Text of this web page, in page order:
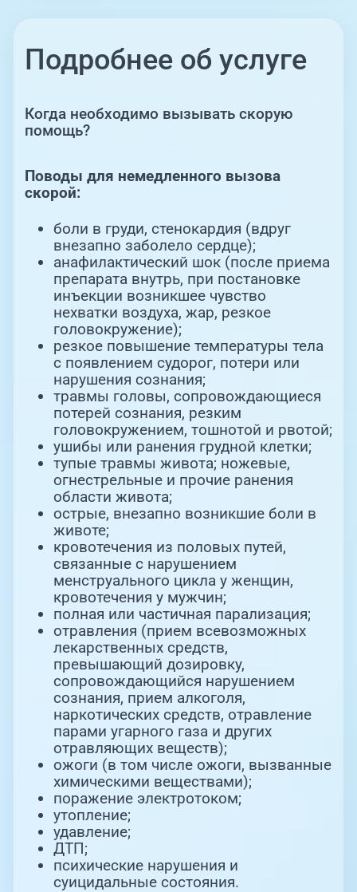
Подробнее об услуге
Когда необходимо вызывать скорую
помощь?
Поводы для немедленного вызова
скорой:
боли в груди, стенокардия (вдруг
внезапно заболело сердце);
анафилактический шок (после приема
препарата внутрь, при постановке
инъекции возникшее чувство
нехватки воздуха, жар, резкое
головокружение);
резкое повышение температуры тела
с появлением судорог, потери или
нарушения сознания;
травмы головы, сопровождающиеся
потерей сознания, резким
головокружением, тошнотой и рвотой;
ушибы или ранения грудной клетки;
тупые травмы живота; ножевые,
огнестрельные и прочие ранения
области живота;
острые, внезапно возникшие боли в
животе;
кровотечения из половых путей,
связанные с нарушением
менструального цикла у женщин,
кровотечения у мужчин;
полная или частичная парализация;
отравления (прием всевозможных
лекарственных средств,
превышающий дозировку,
сопровождающийся нарушением
сознания, прием алкоголя,
наркотических средств, отравление
парами угарного газа и других
отравляющих веществ);
ожоги (в том числе ожоги, вызванные
химическими веществами);
поражение электротоком;
утопление;
удавление;
ДТП;
психические нарушения и
суицидальные состояния.